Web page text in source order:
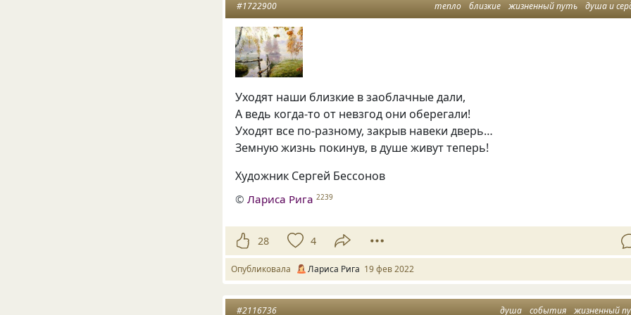
тепло близкие жизненный путь душа и
#1722900
Уходят наши близкие в заоблачные дали,
А ведь когда-то от невзгод они оберегали!
Уходят все по-разному, закрыв навеки дверь…
Земную жизнь покинув, в душе живут теперь!
Художник Сергей Бессонов
©Лариса Рига 2239
28 4
Опубликовала Лариса Рига 19 фев 2022
душа события жизненный
#2116736